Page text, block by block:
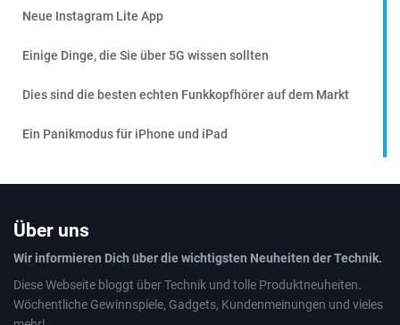
Neue Instagram Lite App
Einige Dinge, die Sie über 5G wissen sollten
Dies sind die besten echten Funkkopfhörer auf dem Markt
Ein Panikmodus für iPhone und iPad
Über uns
Wir informieren Dich über die wichtigsten Neuheiten der Technik.
Diese Webseite bloggt über Technik und tolle Produktneuheiten.
Wöchentliche Gewinnspiele, Gadgets, Kundenmeinungen und vieles